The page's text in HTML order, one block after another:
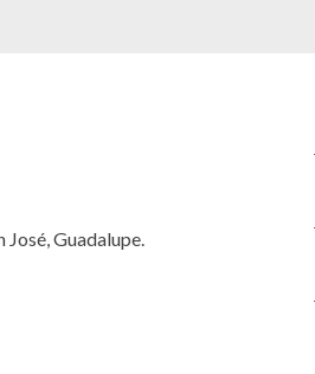
José, Guadalupe.